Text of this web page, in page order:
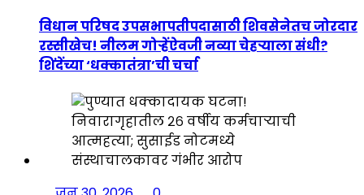
विधान परिषद उपसभापतीपदासाठी शिवसेनेतच जोरदार
रस्सीखेच! नीलम गोऱ्हेंऐवजी नव्या चेहऱ्याला संधी?
शिंदेंच्या ‘धक्कातंत्रा’ची चर्चा